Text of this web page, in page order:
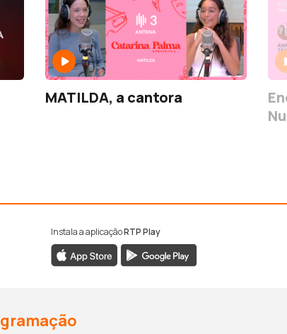
MATILDA, a cantora
Instala a aplicaçãoRTP Play